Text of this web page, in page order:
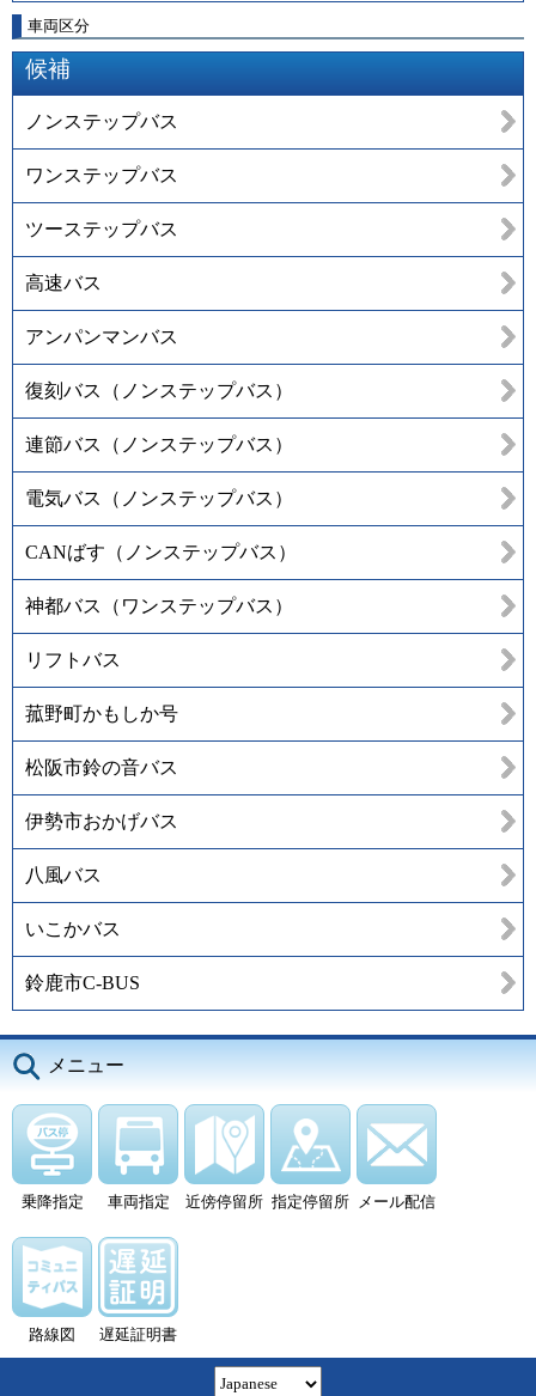
車両区分
候補
ノンステップバス
ワンステップバス
ツーステップバス
高速バス
アンパンマンバス
復刻バス（ノンステップバス）
連節バス（ノンステップバス）
電気バス（ノンステップバス）
CANばす（ノンステップバス）
神都バス（ワンステップバス）
リフトバス
菰野町かもしか号
松阪市鈴の音バス
伊勢市おかげバス
八風バス
いこかバス
鈴鹿市C-BUS
メニュー
乗降指定 車両指定 近傍停留所 指定停留所 メール配信
路線図 遅延証明書